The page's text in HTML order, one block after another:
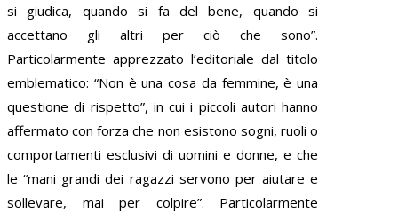
si giudica, quando si fa del bene, quando si
accettano gli altri per ciò che sono”.
Particolarmente apprezzato l’editoriale dal titolo
emblematico: “Non è una cosa da femmine, è una
questione di rispetto”, in cui i piccoli autori hanno
affermato con forza che non esistono sogni, ruoli o
comportamenti esclusivi di uomini e donne, e che
le “mani grandi dei ragazzi servono per aiutare e
sollevare, mai per colpire”. Particolarmente